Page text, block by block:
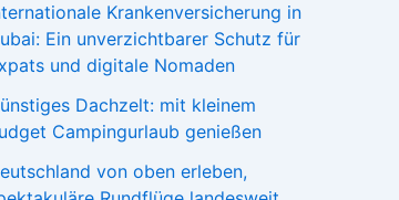
Krankenversicherung in
Ein unverzichtbarer Schutz für
und digitale Nomaden
Dachzelt: mit kleinem
Campingurlaub genießen
von oben erleben,